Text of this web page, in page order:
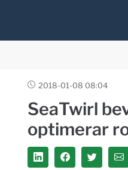
2018-01-08 08:04
SeaTwirl
optimerar